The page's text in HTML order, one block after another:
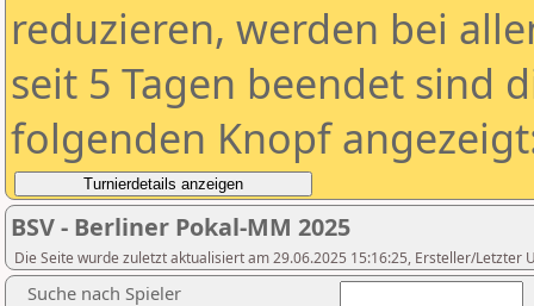
reduzieren, werden bei
seit 5 Tagen beendet sind
folgenden Knopf
BSV - Berliner Pokal-MM 2025
Die Seite wurde zuletzt aktualisiert am 29.06.2025 15:16:25, Ersteller/Letzter
Suche nach Spieler